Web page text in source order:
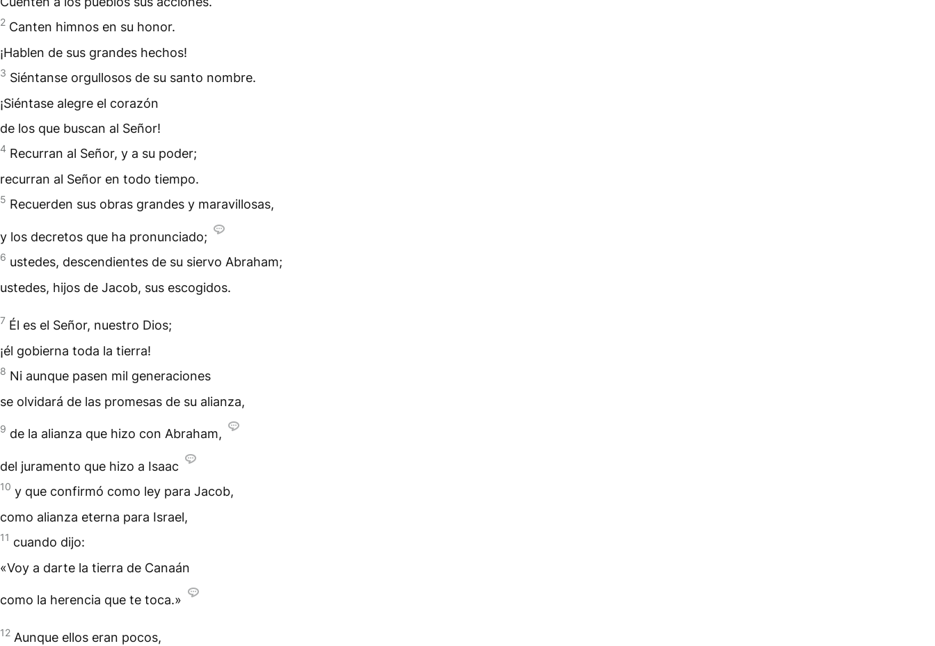
2 Canten himnos en su honor.
¡Hablen de sus grandes hechos!
3 Siéntanse orgullosos de su santo nombre.
¡Siéntase alegre el corazón
de los que buscan al Señor!
4 Recurran al Señor, y a su poder;
recurran al Señor en todo tiempo.
5 Recuerden sus obras grandes y maravillosas,
y los decretos que ha pronunciado;
6 ustedes, descendientes de su siervo Abraham;
ustedes, hijos de Jacob, sus escogidos.
7 Él es el Señor, nuestro Dios;
¡él gobierna toda la tierra!
8 Ni aunque pasen mil generaciones
se olvidará de las promesas de su alianza,
9 de la alianza que hizo con Abraham,
del juramento que hizo a Isaac
10 y que confirmó como ley para Jacob,
como alianza eterna para Israel,
11 cuando dijo:
«Voy a darte la tierra de Canaán
como la herencia que te toca.»
12 Aunque ellos eran pocos,